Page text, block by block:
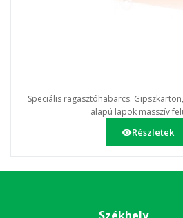
Speciális ragasztóhabarcs.
alapú lapok masszív
Részletek